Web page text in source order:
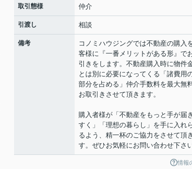
取引態様 仲介
引渡し 相談
備考
コノミハウジングでは不動産の購入
客様に『一番メリットがある形』で
引きをします。不動産購入時に物件
とは別に必要になってくる「諸費用
部分を占める」仲介手数料を最大無
お取引きさせて頂きます。
購入者様が「不動産をもっと手が届
すく」「理想の暮らし」を手に入れ
るよう、精一杯のご協力をさせて頂
す。ぜひお気軽にお問い合わせ下さ
情報